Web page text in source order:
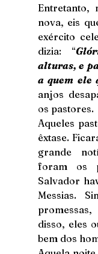
nova, eis
exército
dizia: “
alturas, e
a quem ele
anjos
os pastores.
Aqueles
êxtase.
grande
foram os
Salvador
Messias.
disso, eles
bem dos